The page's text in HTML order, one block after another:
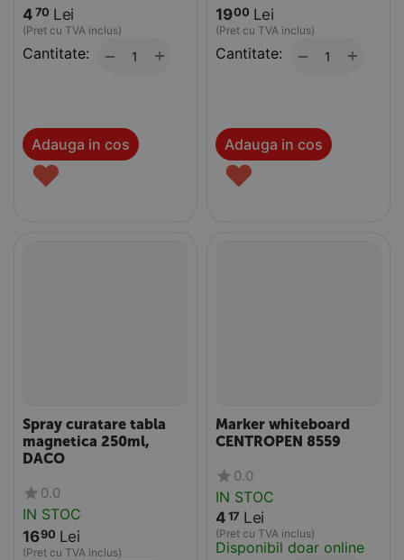
4 70 Lei
(Pret cu TVA inclus)
Cantitate: +
−
Adauga in cos
♥
1900 Lei
(Pret cu TVA inclus)
Cantitate: +
−
Adauga in cos
♥
Spray curatare tabla
magnetica 250ml,
DACO
0.0
IN STOC
1690 Lei
(Pret cu TVA inclus)
Marker whiteboard
CENTROPEN 8559
0.0
IN STOC
4 17 Lei
(Pret cu TVA inclus)
Disponibil doar online